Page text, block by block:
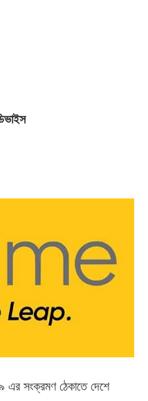
এর সংক্রমণ ঠেকাতে দেশে